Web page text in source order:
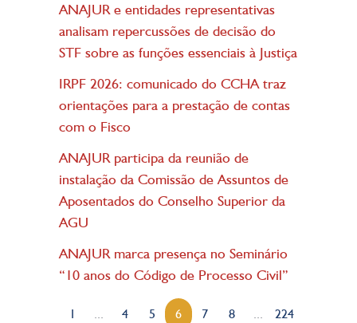
ANAJUR e entidades representativas
analisam repercussões de decisão do
STF sobre as funções essenciais à Justiça
IRPF 2026: comunicado do CCHA traz
orientações para a prestação de contas
com o Fisco
ANAJUR participa da reunião de
instalação da Comissão de Assuntos de
Aposentados do Conselho Superior da
AGU
ANAJUR marca presença no Seminário
“10 anos do Código de Processo Civil”
1 ... 4 5 6 7 8 ... 224